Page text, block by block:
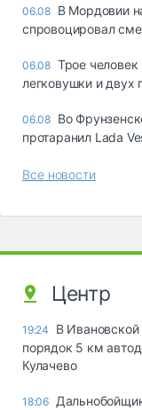
06.08 В Мордовии
спровоцировал
06.08 Трое
легковушки и двух
06.08 Во
протаранил Lada
Все новости
Центр
19:24
В Ивановской
порядок 5 км
Кулачево
18:06